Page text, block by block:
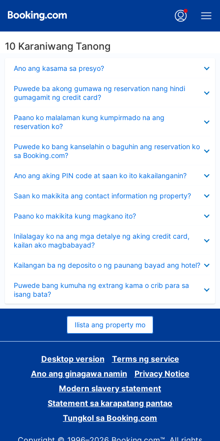
10 Karaniwang Tanong
Ano ang kasama sa presyo?
ang
Puwede ba akong gumawa ng reservation nang hindi
gumagamit ng credit card?
ang
sagot
Paano ko malalaman kung kumpirmado na ang
reservation ko?
ang
sagot
Puwede ko bang kanselahin o baguhin ang reservation ko
sa Booking.com?
ang
sagot
Ano ang aking PIN code at saan ko ito kakailanganin?
ang
Saan ko makikita ang contact information ng property?
ang
Paano ko makikita kung magkano ito?
ang
Inilalagay ko na ang mga detalye ng aking credit card,
kailan ako magbabayad?
ang
sagot
Kailangan ba ng deposito o ng paunang bayad ang hotel?
ang
Puwede bang kumuha ng extrang kama o crib para sa
isang bata?
ang
sagot
Ilista ang property mo
Desktop version
Terms ng service
Ano ang ginagawa namin
Privacy Notice
Modern slavery statement
Statement sa karapatang pantao
Tungkol sa Booking.com